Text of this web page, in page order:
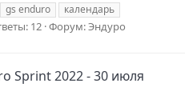
gs enduro
календарь
12 Форум:Эндуро
Sprint 2022 - 30 июля